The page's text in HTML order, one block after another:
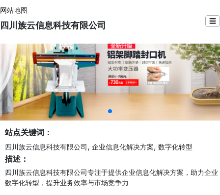
网站地图
四川族云信息科技有限公司 ☰
站点关键词：
四川族云信息科技有限公司, 企业信息化解决方案, 数字化转型
描述：
四川族云信息科技有限公司专注于提供企业信息化解决方案，助力企业
数字化转型，提升业务效率与市场竞争力